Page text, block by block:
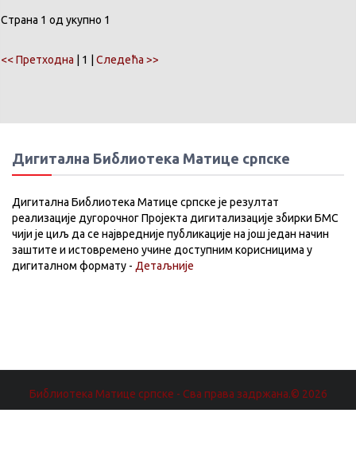
Страна 1 од укупно 1
<< Претходна | 1 | Следећа >>
Дигитална Библиотека Матице српске
Дигитална Библиотека Матице српске је резултат
реализације дугорочног Пројекта дигитализације збирки БМС
чији је циљ да се највредније публикације на још један начин
заштите и истовремено учине доступним корисницима у
дигиталном формату - Детаљније
Библиотека Матице српске - Сва права задржана.© 2026